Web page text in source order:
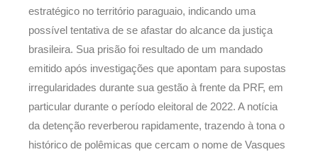
estratégico no território paraguaio, indicando uma
possível tentativa de se afastar do alcance da justiça
brasileira. Sua prisão foi resultado de um mandado
emitido após investigações que apontam para supostas
irregularidades durante sua gestão à frente da PRF, em
particular durante o período eleitoral de 2022. A notícia
da detenção reverberou rapidamente, trazendo à tona o
histórico de polêmicas que cercam o nome de Vasques